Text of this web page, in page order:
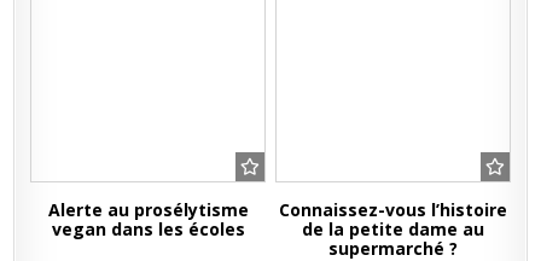
Alerte au prosélytisme
vegan dans les écoles
Connaissez-vous l’histoire
de la petite dame au
supermarché ?